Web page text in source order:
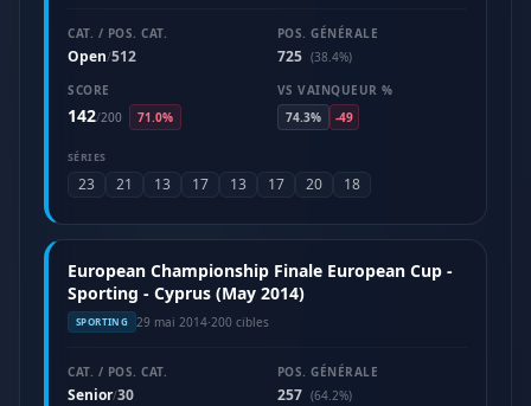
CAT. / POS. CAT.
Open/512
POS. GÉNÉRALE
725 (38.4%)
SCORE
142/200 71.0%
VS VAINQUEUR %
74.3%
-49
SÉRIES
23 21 13 17 13 17 20 18
European Championship Finale European Cup -
Sporting - Cyprus (May 2014)
SPORTING 29 mai 2014·200 cibles
CAT. / POS. CAT.
Senior/30
POS. GÉNÉRALE
257 (64.2%)